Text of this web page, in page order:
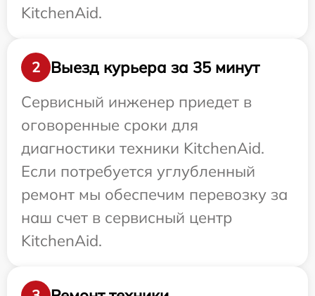
KitchenAid.
2
Выезд курьера за 35 минут
Сервисный инженер приедет в
оговоренные сроки для
диагностики техники KitchenAid.
Если потребуется углубленный
ремонт мы обеспечим перевозку за
наш счет в сервисный центр
KitchenAid.